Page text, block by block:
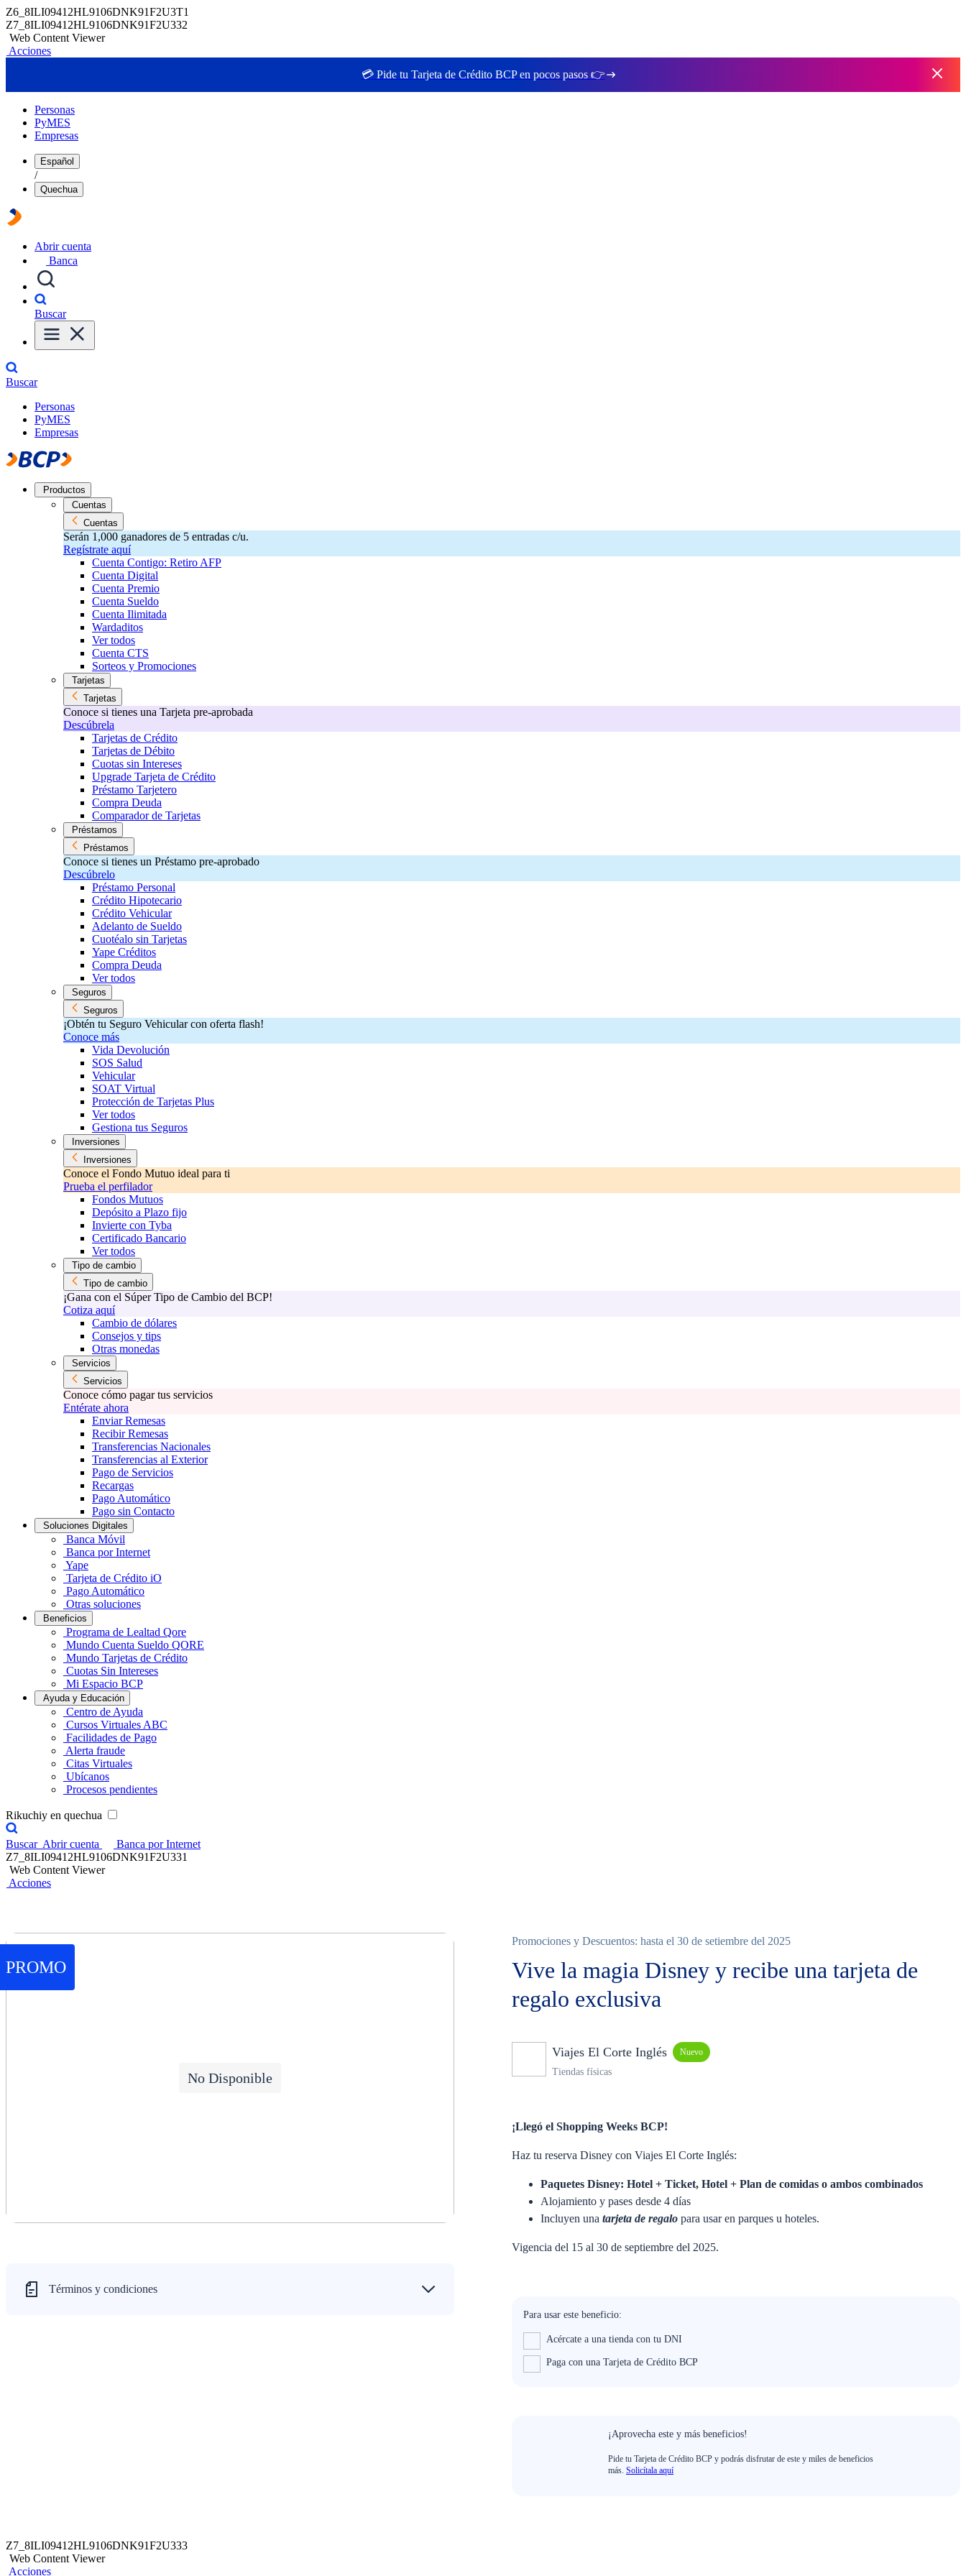
Z6_8ILI09412HL9106DNK91F2U3T1
Z7_8ILI09412HL9106DNK91F2U332
Web Content Viewer
Acciones
💳 Pide tu Tarjeta de Crédito BCP en pocos pasos 👉
Personas
PyMES
Empresas
Español
/
Quechua
Abrir cuenta
Banca
Buscar
Buscar
Personas
PyMES
Empresas
Productos
Cuentas
Cuentas
Serán 1,000 ganadores de 5 entradas c/u.
Regístrate aquí
Cuenta Contigo: Retiro AFP
Cuenta Digital
Cuenta Premio
Cuenta Sueldo
Cuenta Ilimitada
Wardaditos
Ver todos
Cuenta CTS
Sorteos y Promociones
Tarjetas
Tarjetas
Conoce si tienes una Tarjeta pre-aprobada
Descúbrela
Tarjetas de Crédito
Tarjetas de Débito
Cuotas sin Intereses
Upgrade Tarjeta de Crédito
Préstamo Tarjetero
Compra Deuda
Comparador de Tarjetas
Préstamos
Préstamos
Conoce si tienes un Préstamo pre-aprobado
Descúbrelo
Préstamo Personal
Crédito Hipotecario
Crédito Vehicular
Adelanto de Sueldo
Cuotéalo sin Tarjetas
Yape Créditos
Compra Deuda
Ver todos
Seguros
Seguros
¡Obtén tu Seguro Vehicular con oferta flash!
Conoce más
Vida Devolución
SOS Salud
Vehicular
SOAT Virtual
Protección de Tarjetas Plus
Ver todos
Gestiona tus Seguros
Inversiones
Inversiones
Conoce el Fondo Mutuo ideal para ti
Prueba el perfilador
Fondos Mutuos
Depósito a Plazo fijo
Invierte con Tyba
Certificado Bancario
Ver todos
Tipo de cambio
Tipo de cambio
¡Gana con el Súper Tipo de Cambio del BCP!
Cotiza aquí
Cambio de dólares
Consejos y tips
Otras monedas
Servicios
Servicios
Conoce cómo pagar tus servicios
Entérate ahora
Enviar Remesas
Recibir Remesas
Transferencias Nacionales
Transferencias al Exterior
Pago de Servicios
Recargas
Pago Automático
Pago sin Contacto
Soluciones Digitales
Banca Móvil
Banca por Internet
Yape
Tarjeta de Crédito iO
Pago Automático
Otras soluciones
Beneficios
Programa de Lealtad Qore
Mundo Cuenta Sueldo QORE
Mundo Tarjetas de Crédito
Cuotas Sin Intereses
Mi Espacio BCP
Ayuda y Educación
Centro de Ayuda
Cursos Virtuales ABC
Facilidades de Pago
Alerta fraude
Citas Virtuales
Ubícanos
Procesos pendientes
Rikuchiy en quechua
Buscar Abrir cuenta
Banca por Internet
Z7_8ILI09412HL9106DNK91F2U331
Web Content Viewer
Acciones
PROMO
No Disponible
Términos y condiciones
Promociones y Descuentos: hasta el 30 de setiembre del 2025
Vive la magia Disney y recibe una tarjeta de
regalo exclusiva
Viajes El Corte Inglés Nuevo
Tiendas físicas
¡Llegó el Shopping Weeks BCP!
Haz tu reserva Disney con Viajes El Corte Inglés:
Paquetes Disney: Hotel + Ticket, Hotel + Plan de comidas o ambos combinados
Alojamiento y pases desde 4 días
Incluyen una tarjeta de regalo para usar en parques u hoteles.
Vigencia del 15 al 30 de septiembre del 2025.
Para usar este beneficio:
Acércate a una tienda con tu DNI
Paga con una Tarjeta de Crédito BCP
¡Aprovecha este y más beneficios!
Pide tu Tarjeta de Crédito BCP y podrás disfrutar de este y miles de beneficios
más. Solicítala aquí
Z7_8ILI09412HL9106DNK91F2U333
Web Content Viewer
Acciones